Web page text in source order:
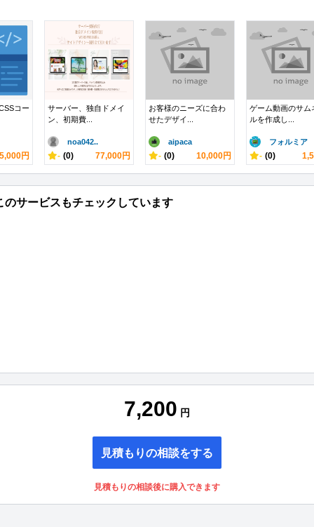
コー
円
サーバー、独自ドメイ
ン、初期費...
noa042..
- (0) 77,000円
お客様のニーズに合わ
せたデザイ...
aipaca
- (0) 10,000円
ゲーム動画のサム
ルを作成し...
フォルミア
- (0)
サービスもチェックしています
7,200 円
見積もりの相談をする
見積もりの相談後に購入できます